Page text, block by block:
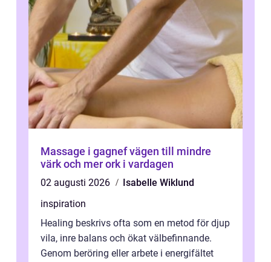
Massage i gagnef vägen till mindre
värk och mer ork i vardagen
02 augusti 2026
Isabelle Wiklund
inspiration
Healing beskrivs ofta som en metod för djup
vila, inre balans och ökat välbefinnande.
Genom beröring eller arbete i energifältet